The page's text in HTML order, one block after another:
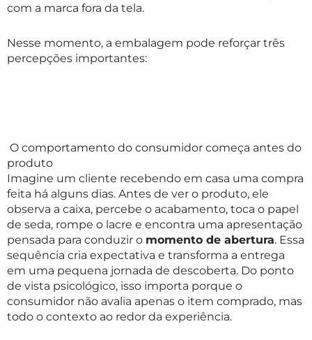
com a marca fora da tela.
Nesse momento, a embalagem pode reforçar três
percepções importantes:
O comportamento do consumidor começa antes do
produto
Imagine um cliente recebendo em casa uma compra
feita há alguns dias. Antes de ver o produto, ele
observa a caixa, percebe o acabamento, toca o papel
de seda, rompe o lacre e encontra uma apresentação
pensada para conduzir o momento de abertura. Essa
sequência cria expectativa e transforma a entrega
em uma pequena jornada de descoberta. Do ponto
de vista psicológico, isso importa porque o
consumidor não avalia apenas o item comprado, mas
todo o contexto ao redor da experiência.